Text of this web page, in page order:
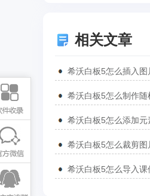
相关文章
希沃白板5怎么插入
希沃白板5怎么裁剪
希沃白板5怎么导入